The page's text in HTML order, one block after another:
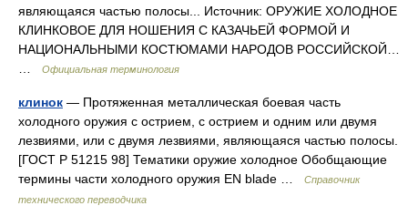
являющаяся частью полосы... Источник: ОРУЖИЕ ХОЛОДНОЕ
КЛИНКОВОЕ ДЛЯ НОШЕНИЯ С КАЗАЧЬЕЙ ФОРМОЙ И
НАЦИОНАЛЬНЫМИ КОСТЮМАМИ НАРОДОВ РОССИЙСКОЙ…
Официальная терминология
клинок — Протяженная металлическая боевая часть
холодного оружия с острием, с острием и одним или двумя
лезвиями, или с двумя лезвиями, являющаяся частью полосы.
[ГОСТ Р 51215 98] Тематики оружие холодное Обобщающие
термины части холодного оружия EN blade …
Справочник
технического переводчика